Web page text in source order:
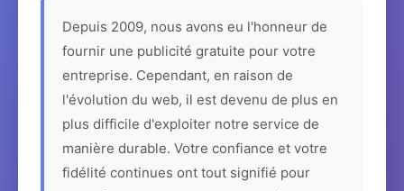
Depuis 2009, nous avons eu l'honneur de
fournir une publicité gratuite pour votre
entreprise. Cependant, en raison de
l'évolution du web, il est devenu de plus en
plus difficile d'exploiter notre service de
manière durable. Votre confiance et votre
fidélité continues ont tout signifié pour